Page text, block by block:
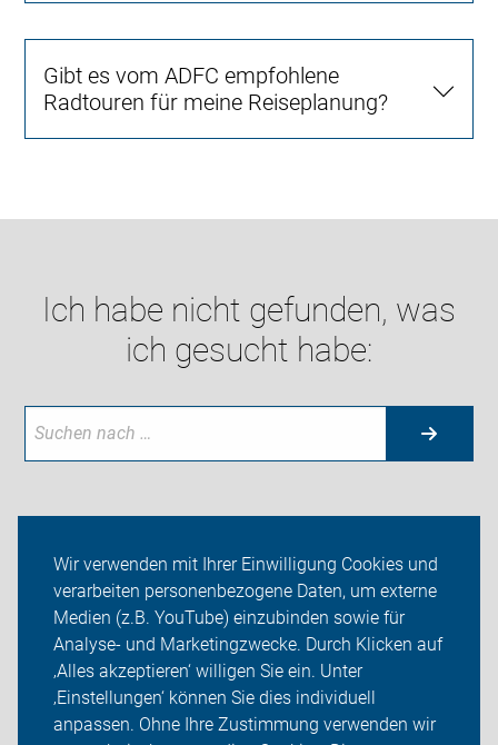
Wir verwenden mit Ihrer Einwilligung Cookies und
verarbeiten personenbezogene Daten, um externe
Medien (z.B. YouTube) einzubinden sowie für
Analyse- und Marketingzwecke. Durch Klicken auf
‚Alles akzeptieren‘ willigen Sie ein. Unter
‚Einstellungen‘ können Sie dies individuell
anpassen. Ohne Ihre Zustimmung verwenden wir
Gibt es vom ADFC empfohlene
Radtouren für meine Reiseplanung?
Ich habe nicht gefunden, was
ich gesucht habe:
Themen
ADFC Oranienburg
Sei dabei